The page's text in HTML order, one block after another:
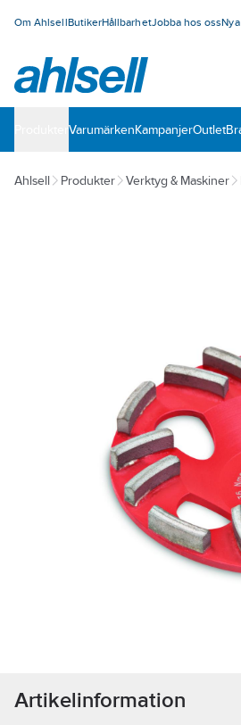
Om AhlsellButikerHållbarhetJobba hos oss
VarumärkenKampanjerOutlet
Ahlsell Produkter Verktyg & Maskiner
Artikelinformation